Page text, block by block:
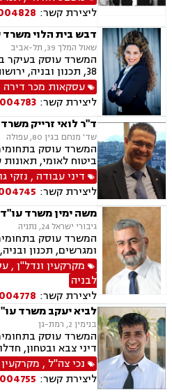
קרקעות, תכנון ובניה,
חוקתי ומנהלי, ליווי
לשון הרע, מיסוי
מסחר בינלאומי,
יוצרים, נדל"ן, סדר
כלכליות, עסקאות
מושכר, קבוצות
כוח מתמשך
ליצירת קשר:
דבש בית הלוי משרד
שאול המלך 39, תל-אביב
המשרד עוסק בעיקר
38, תכנון ובניה,
עסקאות מכר דירה,
רשויות מקומיות.
עסקאות מכר דירה
ליצירת קשר:
ד"ר לואי זרייק משרד
שד' מנחם בגין 80, עפולה
המשרד עוסק
ביטוח לאומי, תאונות
רשויות מקומיות,
דיני עבודה , נזקי
ליצירת קשר:
משה ימין משרד עו"ד
גיבורי ישראל 24, נתניה
המשרד עוסק
ומגרשים, תכנון
מנהליות, בג"ץ,
גישורים
מקרקעין ונדל"ן,
לבניה
ליצירת קשר:
לביא יעקב משרד
בנימין 2, רמת-גן
המשרד עוסק
דיני צבא ובטחון,
וצוואות, רשויות
דיני עבודה, דיני
ומנהלי, דיני
נכי צה"ל , מקרקעין
ליצירת קשר: